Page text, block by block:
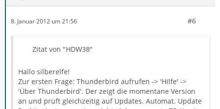
8. Januar 2012 um 21:56 #6
Zitat von "HDW38"
Hallo silberelfe!
Zur ersten Frage: Thunderbird aufrufen -> 'Hilfe' ->
'Über Thunderbird'. Der zeigt die momentane Version
an und prüft gleichzeitig auf Updates. Automat. Update